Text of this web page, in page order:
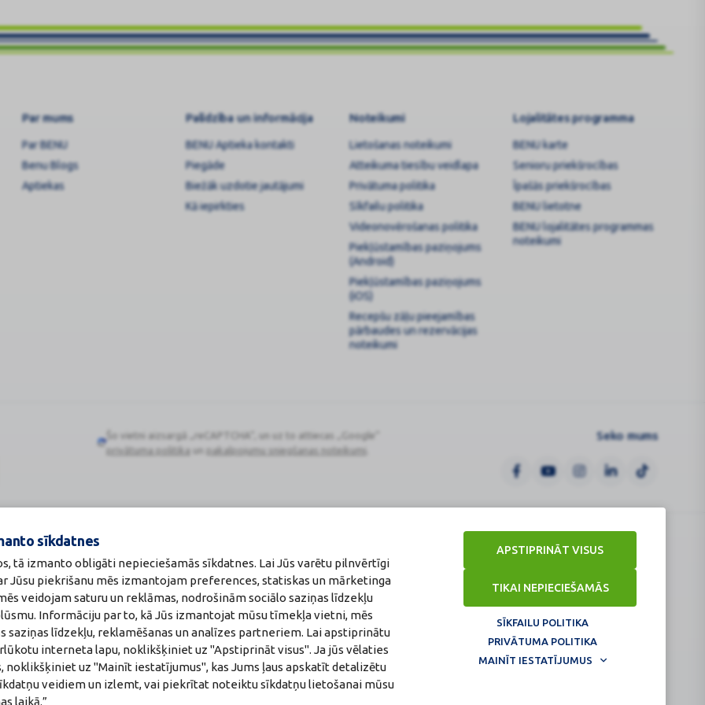
sīkdatnes
tā izmanto obligāti nepieciešamās sīkdatnes. Lai Jūs varētu pilnvērtīgi
Jūsu piekrišanu mēs izmantojam preferences, statiskas un mārketinga
veidojam saturu un reklāmas, nodrošinām sociālo saziņas līdzekļu
Informāciju par to, kā Jūs izmantojat mūsu tīmekļa vietni, mēs
saziņas līdzekļu, reklamēšanas un analīzes partneriem. Lai apstiprinātu
interneta lapu, noklikšķiniet uz "Apstiprināt visus". Ja jūs vēlaties
noklikšķiniet uz "Mainīt iestatījumus", kas Jums ļaus apskatīt detalizētu
veidiem un izlemt, vai piekrītat noteiktu sīkdatņu lietošanai mūsu
laikā.”
TIKAI NEPIECIEŠAMĀS
APSTIPRINĀT VISUS
SĪKFAILU POLITIKA
PRIVĀTUMA POLITIKA
MAINĪT IESTATĪJUMUS
Par mums
Par BENU
Benu Blogs
Aptiekas
Palīdzība un informācija
BENU Aptieka kontakti
Piegāde
Biežāk uzdotie jautājumi
Kā iepirkties
Noteikumi
Lietošanas noteikumi
Atteikuma tiesību veidlapa
Privātuma politika
Sīkfailu politika
Videonovērošanas politika
Piekļūstamības paziņojums
(Android)
Piekļūstamības paziņojums
(iOS)
Recepšu zāļu pieejamības
pārbaudes un rezervācijas
noteikumi
Lojalitātes programma
BENU karte
Senioru priekšrocības
Īpašās priekšrocības
BENU lietotne
BENU lojalitātes programmas
noteikumi
Google
Šo vietni aizsargā „reCAPTCHA“, un uz to attiecas „Google“
privātuma politika un pakalpojumu sniegšanas noteikumi
Seko mums
A00010
Jeļena Gončarova
0834
www.zva.gov.lv
Jersikas iela 15, Rīga
Tālr: 67 078 424
E-pasts: info@zva.gov.lv
Veselības inspekcija
www.vi.gov.lv
E-pasts: vi@vi.gov.lv